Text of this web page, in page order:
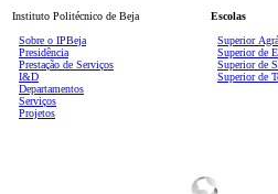
Instituto Politécnico de Beja
Sobre o IPBeja
Presidência
Prestação de Serviços
I&D
Departamentos
Serviços
Projetos
Escolas
Superior
Superior de
Superior de
Superior de